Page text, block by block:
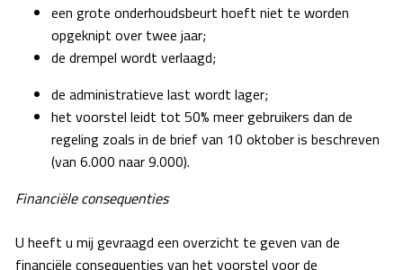
een grote onderhoudsbeurt hoeft niet te worden
opgeknipt over twee jaar;
de drempel wordt verlaagd;
de administratieve last wordt lager;
het voorstel leidt tot 50% meer gebruikers dan de
regeling zoals in de brief van 10 oktober is beschreven
(van 6.000 naar 9.000).
Financiële consequenties
U heeft u mij gevraagd een overzicht te geven van de
financiële consequenties van het voorstel voor de